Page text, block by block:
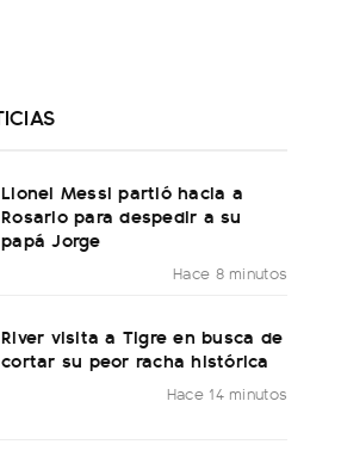
Lionel Messi partió hacia a
Rosario para despedir a su
papá Jorge
Hace 8 minutos
River visita a Tigre en busca de
cortar su peor racha histórica
Hace 14 minutos